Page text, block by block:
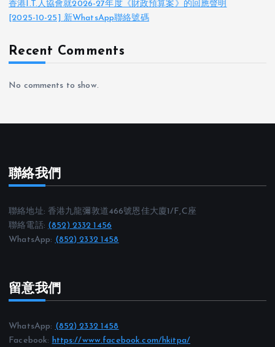
香港I.T.人協會就2026-27年度《財政預算案》的回應聲明
[2025-10-25] 新WhatsApp聯絡號碼
Recent Comments
No comments to show.
聯絡我們
聯絡地址: 香港九龍彌敦道466號恩佳大廈1/F,C座
聯絡電話: (852) 2332 1456
WhatsApp: (852) 2332 1458
留意我們
WhatsApp: (852) 2332 1458
Facebook: https://www.facebook.com/hkitpa/